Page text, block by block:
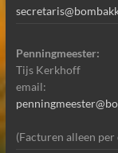
Penningmeester:
Tijs Kerkhoff
email:
(Facturen alleen per